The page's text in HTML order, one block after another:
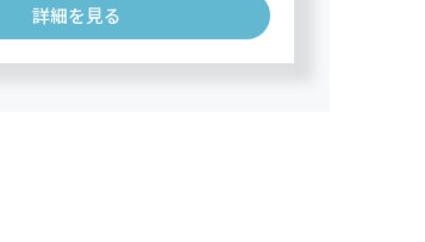
詳細を見る